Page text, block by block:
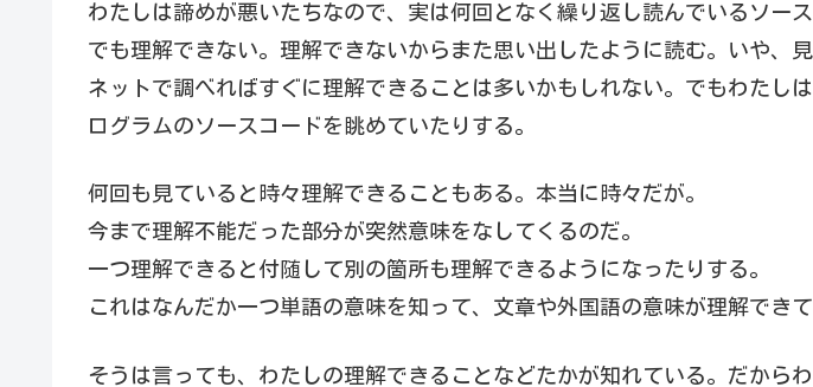
わたしは諦めが悪いたちなので、実は何回となく繰り返し読んでいるソース
でも理解できない。理解できないからまた思い出したように読む。いや、見
ネットで調べればすぐに理解できることは多いかもしれない。でもわたし
ログラムのソースコードを眺めていたりする。
何回も見ていると時々理解できることもある。本当に時々だが。
今まで理解不能だった部分が突然意味をなしてくるのだ。
一つ理解できると付随して別の箇所も理解できるようになったりする。
これはなんだか一つ単語の意味を知って、文章や外国語の意味が理解でき
そうは言っても、わたしの理解できることなどたかが知れている。だから